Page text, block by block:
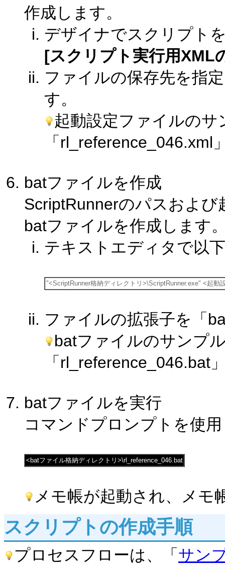
作成します。
デザイナでスクリプト
[スクリプト実行用XML
ファイルの保存先を指
す。
起動設定ファイルの
「
batファイルを作成
ScriptRunnerのパスおよ
batファイルを作成します
テキストエディタで以
"<ScriptRunner格納ディレクトリ>\ScriptRunner.exe" <起動
ファイルの拡張子を「
batファイルのサンプ
「rl_reference_046.bat
batファイルを実行
コマンドプロンプトを使
<batファイル格納ディレクトリ>\rl_reference_046.bat
メモ帳が起動され、メモ
スクリプトの作成手順
プロセスフローは、「 サン